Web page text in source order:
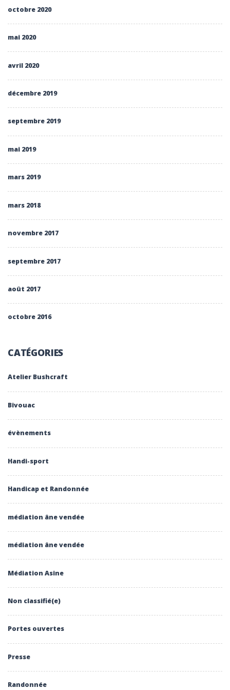
octobre 2020
mai 2020
avril 2020
décembre 2019
septembre 2019
mai 2019
mars 2019
mars 2018
novembre 2017
septembre 2017
août 2017
octobre 2016
CATÉGORIES
Atelier Bushcraft
Bivouac
évènements
Handi-sport
Handicap et Randonnée
médiation âne vendée
médiation âne vendée
Médiation Asine
Non classifié(e)
Portes ouvertes
Presse
Randonnée